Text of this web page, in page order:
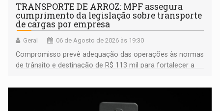
TRANSPORTE DE ARROZ: MPF assegura
cumprimento da legislação sobre transporte
de cargas por empresa
Geral 06 de Agosto de 2026 às 19:30
Compromisso prevê adequação das operações às normas
de trânsito e destinação de R$ 113 mil para fortalecer a